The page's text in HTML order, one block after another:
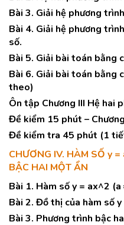
Bài 3. Giải hệ phương
Bài 4. Giải hệ phương
số.
Bài 5. Giải bài toán bằng
Bài 6. Giải bài toán bằng
theo)
Ôn tập Chương III Hệ hai
Đề kiểm 15 phút –
Đề kiểm tra 45 phút (1
CHƯƠNG IV. HÀM SỐ y
BẬC HAI MỘT ẨN
Bài 1. Hàm số y = ax^2 (a
Bài 2. Đồ thị của hàm số
Bài 3. Phương trình bậc